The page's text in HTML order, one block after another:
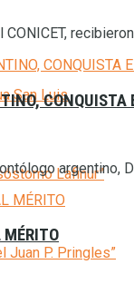
San Luis
Lafinur”
Juan P. Pringles”
argentino,
MÉRITO